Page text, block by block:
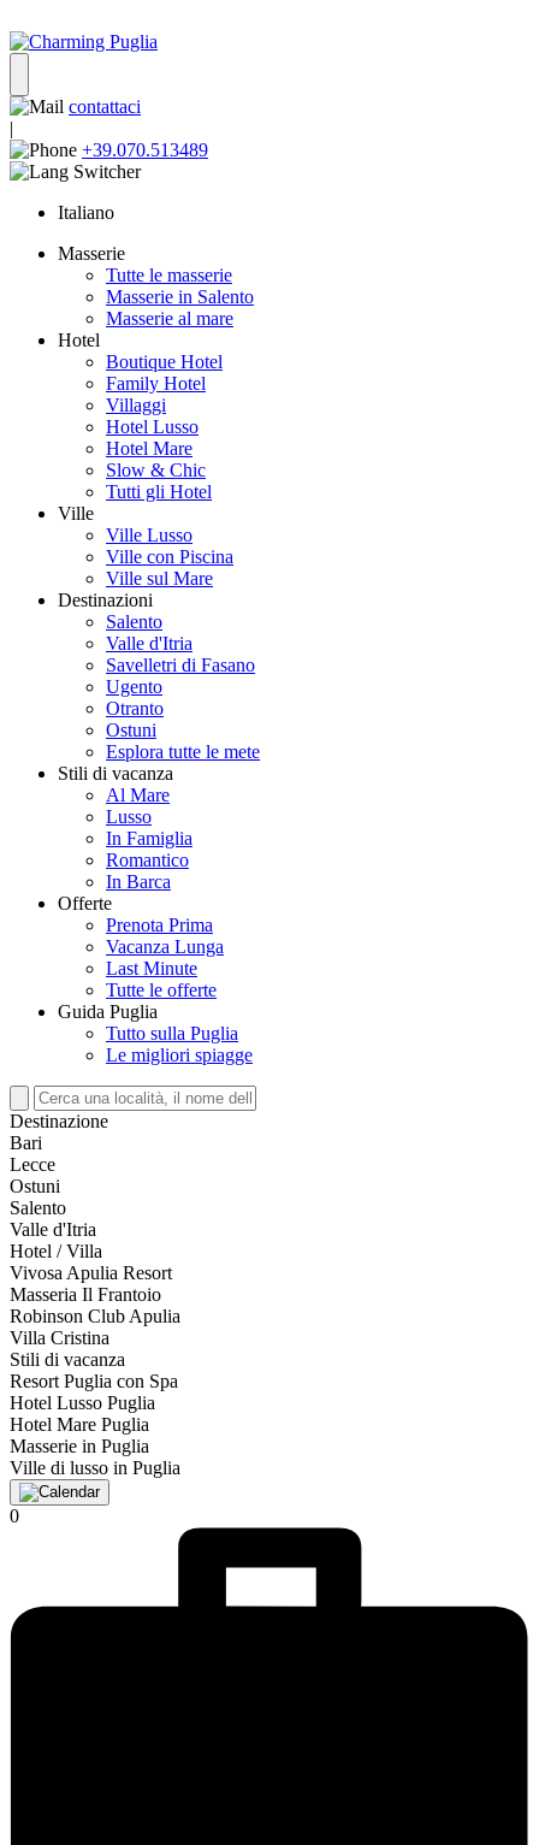
contattaci
|
+39.070.513489
Italiano
Masserie
Tutte le masserie
Masserie in Salento
Masserie al mare
Hotel
Boutique Hotel
Family Hotel
Villaggi
Hotel Lusso
Hotel Mare
Slow & Chic
Tutti gli Hotel
Ville
Ville Lusso
Ville con Piscina
Ville sul Mare
Destinazioni
Salento
Valle d'Itria
Savelletri di Fasano
Ugento
Otranto
Ostuni
Esplora tutte le mete
Stili di vacanza
Al Mare
Lusso
In Famiglia
Romantico
In Barca
Offerte
Prenota Prima
Vacanza Lunga
Last Minute
Tutte le offerte
Guida Puglia
Tutto sulla Puglia
Le migliori spiagge
Destinazione
Bari
Lecce
Ostuni
Salento
Valle d'Itria
Hotel / Villa
Vivosa Apulia Resort
Masseria Il Frantoio
Robinson Club Apulia
Villa Cristina
Stili di vacanza
Resort Puglia con Spa
Hotel Lusso Puglia
Hotel Mare Puglia
Masserie in Puglia
Ville di lusso in Puglia
0